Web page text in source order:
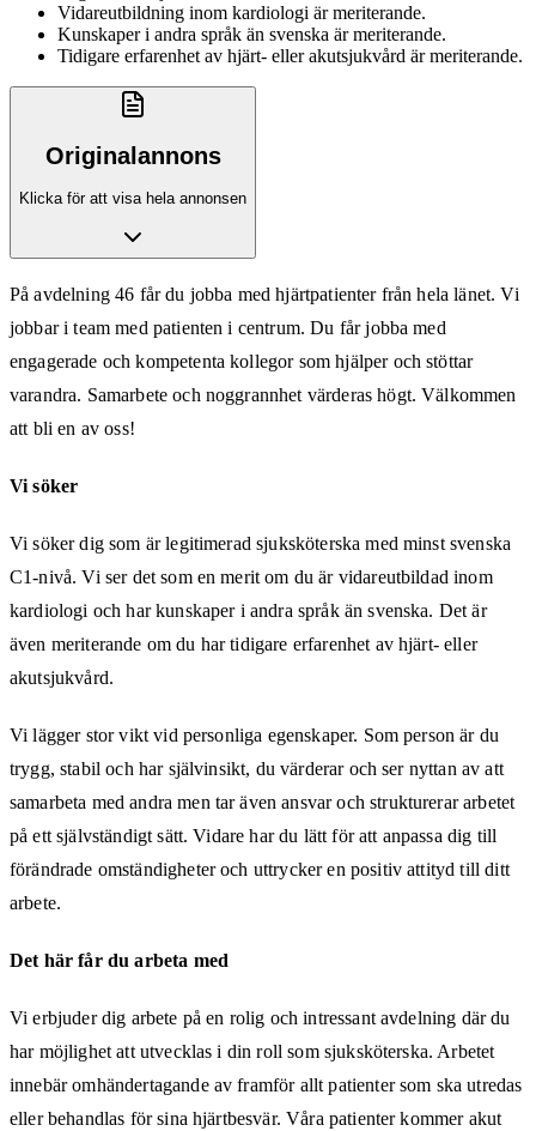
Vidareutbildning inom kardiologi är meriterande.
Kunskaper i andra språk än svenska är meriterande.
Tidigare erfarenhet av hjärt- eller akutsjukvård är meriterande.
Originalannons
Klicka för att visa hela annonsen
På avdelning 46 får du jobba med hjärtpatienter från hela länet. Vi
jobbar i team med patienten i centrum. Du får jobba med
engagerade och kompetenta kollegor som hjälper och stöttar
varandra. Samarbete och noggrannhet värderas högt. Välkommen
att bli en av oss!
Vi söker
Vi söker dig som är legitimerad sjuksköterska med minst svenska
C1-nivå. Vi ser det som en merit om du är vidareutbildad inom
kardiologi och har kunskaper i andra språk än svenska. Det är
även meriterande om du har tidigare erfarenhet av hjärt- eller
akutsjukvård.
Vi lägger stor vikt vid personliga egenskaper. Som person är du
trygg, stabil och har självinsikt, du värderar och ser nyttan av att
samarbeta med andra men tar även ansvar och strukturerar arbetet
på ett självständigt sätt. Vidare har du lätt för att anpassa dig till
förändrade omständigheter och uttrycker en positiv attityd till ditt
arbete.
Det här får du arbeta med
Vi erbjuder dig arbete på en rolig och intressant avdelning där du
har möjlighet att utvecklas i din roll som sjuksköterska. Arbetet
innebär omhändertagande av framför allt patienter som ska utredas
eller behandlas för sina hjärtbesvär. Våra patienter kommer akut